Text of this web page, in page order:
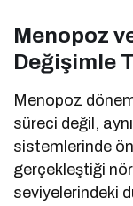
Menopoz
Değişimle
Menopoz
süreci değil,
sistemlerinde
gerçekleştiği
seviyelerindeki